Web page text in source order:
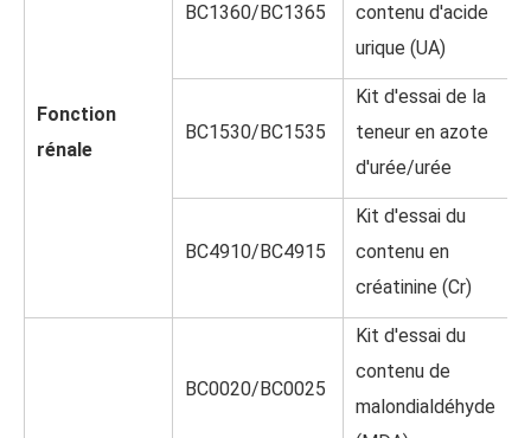
Fonction
rénale
BC1360/BC1365
contenu d'acide
urique (UA)
BC1530/BC1535
Kit d'essai de la
teneur en azote
d'urée/urée
BC4910/BC4915
Kit d'essai du
contenu en
créatinine (Cr)
BC0020/BC0025
Kit d'essai du
contenu de
malondialdéhyde